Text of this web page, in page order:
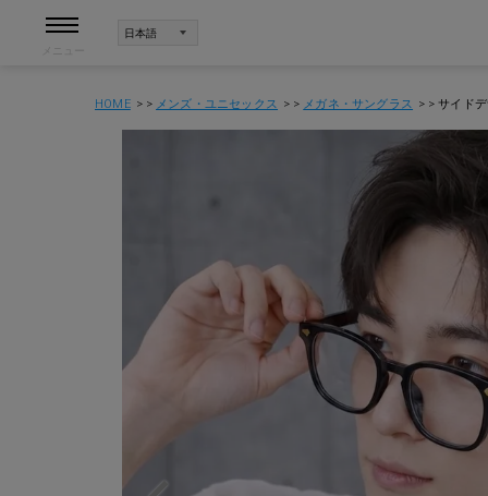
HOME メンズ・ユニセックス メガネ・サングラス サイド